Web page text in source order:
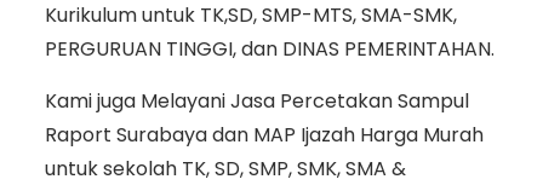
Kurikulum untuk TK,SD, SMP-MTS, SMA-SMK,
PERGURUAN TINGGI, dan DINAS PEMERINTAHAN.
Kami juga Melayani Jasa Percetakan Sampul
Raport Surabaya dan MAP Ijazah Harga Murah
untuk sekolah TK, SD, SMP, SMK, SMA &